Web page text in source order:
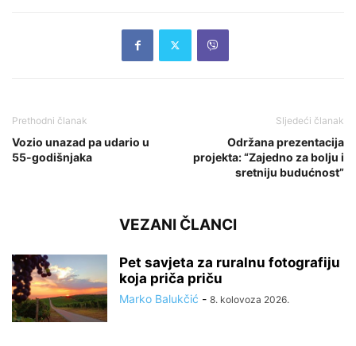
Prethodni članak
Vozio unazad pa udario u
55-godišnjaka
Sljedeći članak
Održana prezentacija
projekta: “Zajedno za bolju i
sretniju budućnost”
VEZANI ČLANCI
Pet savjeta za ruralnu fotografiju
koja priča priču
Marko Balukčić - 8. kolovoza 2026.